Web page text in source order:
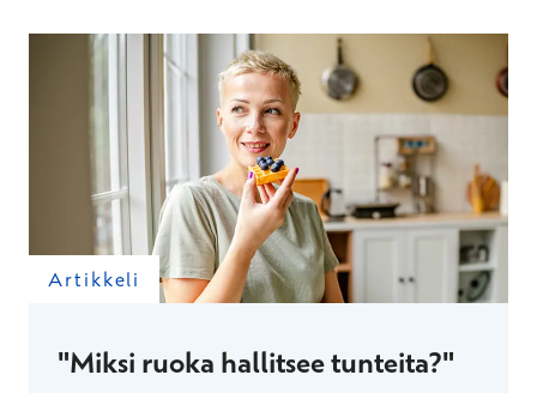
Artikkeli
"Miksi ruoka hallitsee tunteita?"